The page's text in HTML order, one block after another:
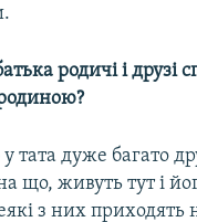
родичі і друзі
тата дуже багато
що, живуть тут і
з них приходять